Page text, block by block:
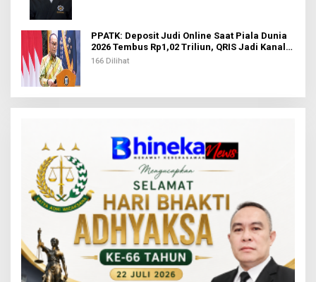
PPATK: Deposit Judi Online Saat Piala Dunia
2026 Tembus Rp1,02 Triliun, QRIS Jadi Kanal
Terbanyak
166 Dilihat